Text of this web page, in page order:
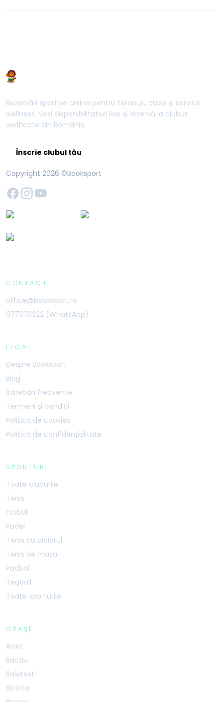
Rezervări sportive online pentru terenuri, clase și servicii
wellness. Vezi disponibilitatea live și rezervă la cluburi
verificate din România.
Înscrie clubul tău
Copyright 2026 ©Booksport
CONTACT
office@booksport.ro
0770113322 (WhatsApp)
LEGAL
Despre Booksport
Blog
Întrebări frecvente
Termeni și condiții
Politica de cookies
Politica de confidențialitate
SPORTURI
Toate cluburile
Tenis
Fotbal
Padel
Tenis cu piciorul
Tenis de masa
Padbol
Teqball
Toate sporturile
ORAȘE
Arad
Bacau
Balotesti
Bistrita